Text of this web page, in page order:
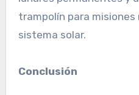
trampolín para misiones
sistema solar.
Conclusión